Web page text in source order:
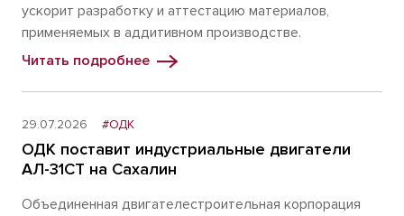
ускорит разработку и аттестацию материалов,
применяемых в аддитивном производстве.
Читать подробнее
29.07.2026 #ОДК
ОДК поставит индустриальные двигатели
АЛ-31СТ на Сахалин
Объединенная двигателестроительная корпорация